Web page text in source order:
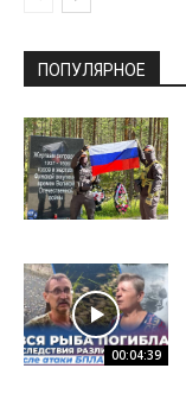
ПОПУЛЯРНОЕ
00:04:39